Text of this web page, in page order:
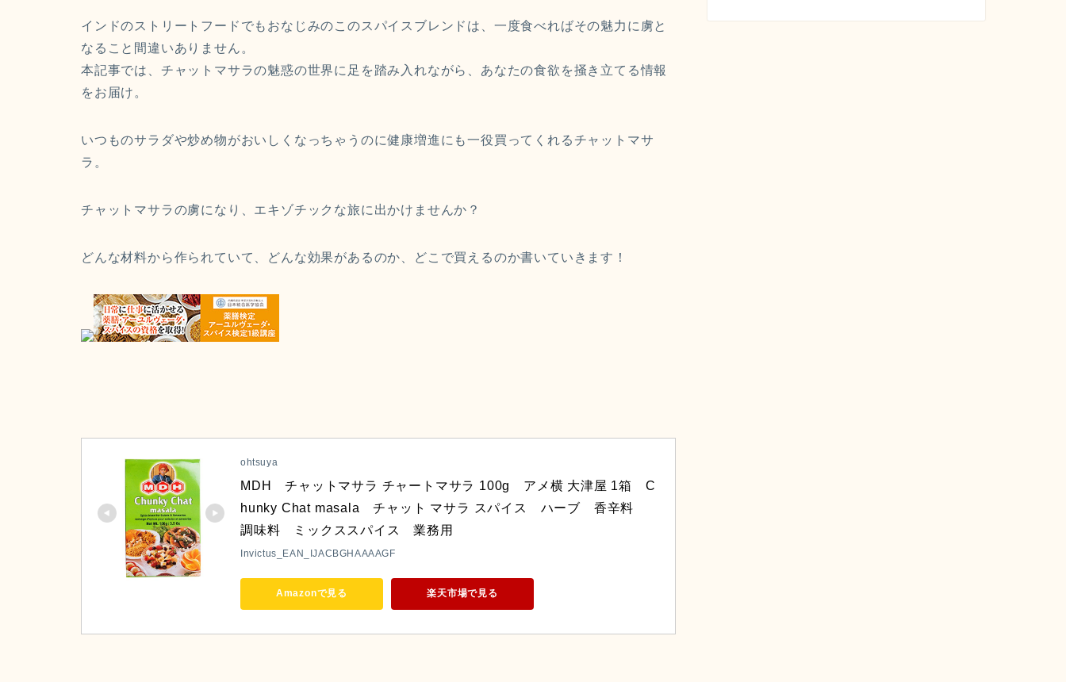
インドのストリートフードでもおなじみのこのスパイスブレンドは、一度食べればその魅力に虜と
なること間違いありません。
本記事では、チャットマサラの魅惑の世界に足を踏み入れながら、あなたの食欲を掻き立てる情報
をお届け。
いつものサラダや炒め物がおいしくなっちゃうのに健康増進にも一役買ってくれるチャットマサ
ラ。
チャットマサラの虜になり、エキゾチックな旅に出かけませんか？
どんな材料から作られていて、どんな効果があるのか、どこで買えるのか書いていきます！
ohtsuya
MDH　チャットマサラ チャートマサラ 100g　アメ横 大津屋 1箱　C
hunky Chat masala　チャット マサラ スパイス　ハーブ　香辛料
調味料　ミックススパイス　業務用
Invictus_EAN_IJACBGHAAAAGF
Amazonで見る 楽天市場で見る